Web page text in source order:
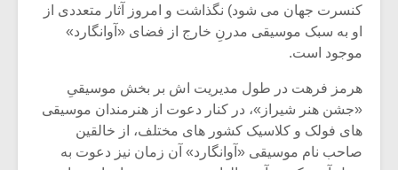
کنسرت جهان می شود) نگذاشت و امروز آثار متعددی از
او به سبک موسیقی مدرنِ خارج از فضای «آوانگارد»
موجود است.
هرمز فرهت در طول مدیریت اش بر بخش موسیقیِ
«جشن هنر شیراز»، در کنار دعوت از هنرمندان موسیقی
های فولک و کلاسیک کشور های مختلف، از خالقین
صاحب نام موسیقی «آوانگارد» آن زمان نیز دعوت به